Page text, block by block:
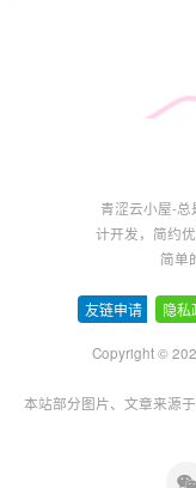
青涩云小屋-
计开发，简约
简单
友链申请 隐私
Copyright ©
本站部分图片、文章来源